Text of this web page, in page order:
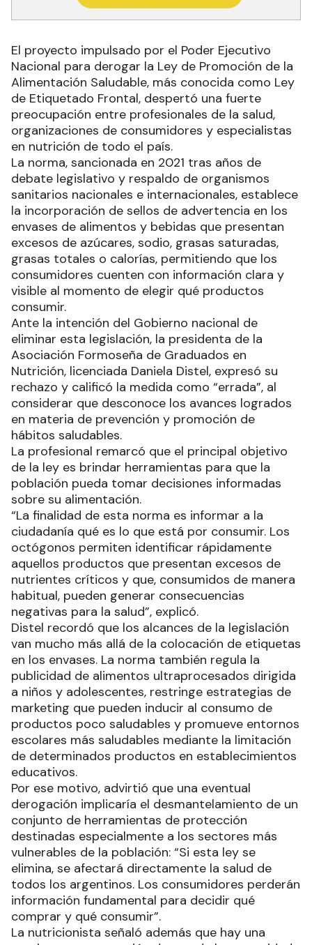
El proyecto impulsado por el Poder Ejecutivo
Nacional para derogar la Ley de Promoción de la
Alimentación Saludable, más conocida como Ley
de Etiquetado Frontal, despertó una fuerte
preocupación entre profesionales de la salud,
organizaciones de consumidores y especialistas
en nutrición de todo el país.
La norma, sancionada en 2021 tras años de
debate legislativo y respaldo de organismos
sanitarios nacionales e internacionales, establece
la incorporación de sellos de advertencia en los
envases de alimentos y bebidas que presentan
excesos de azúcares, sodio, grasas saturadas,
grasas totales o calorías, permitiendo que los
consumidores cuenten con información clara y
visible al momento de elegir qué productos
consumir.
Ante la intención del Gobierno nacional de
eliminar esta legislación, la presidenta de la
Asociación Formoseña de Graduados en
Nutrición, licenciada Daniela Distel, expresó su
rechazo y calificó la medida como “errada”, al
considerar que desconoce los avances logrados
en materia de prevención y promoción de
hábitos saludables.
La profesional remarcó que el principal objetivo
de la ley es brindar herramientas para que la
población pueda tomar decisiones informadas
sobre su alimentación.
“La finalidad de esta norma es informar a la
ciudadanía qué es lo que está por consumir. Los
octógonos permiten identificar rápidamente
aquellos productos que presentan excesos de
nutrientes críticos y que, consumidos de manera
habitual, pueden generar consecuencias
negativas para la salud”, explicó.
Distel recordó que los alcances de la legislación
van mucho más allá de la colocación de etiquetas
en los envases. La norma también regula la
publicidad de alimentos ultraprocesados dirigida
a niños y adolescentes, restringe estrategias de
marketing que pueden inducir al consumo de
productos poco saludables y promueve entornos
escolares más saludables mediante la limitación
de determinados productos en establecimientos
educativos.
Por ese motivo, advirtió que una eventual
derogación implicaría el desmantelamiento de un
conjunto de herramientas de protección
destinadas especialmente a los sectores más
vulnerables de la población: “Si esta ley se
elimina, se afectará directamente la salud de
todos los argentinos. Los consumidores perderán
información fundamental para decidir qué
comprar y qué consumir”.
La nutricionista señaló además que hay una